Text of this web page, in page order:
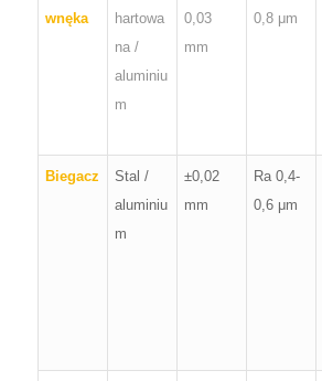
wnęka
hartowa
na /
aluminiu
m
0,03
mm
0,8 μm
Biegacz
Stal /
aluminiu
m
±0,02
mm
Ra 0,4-
0,6 μm